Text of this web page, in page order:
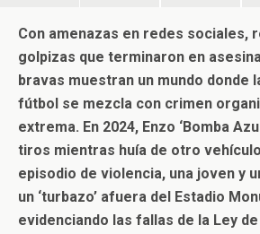
Con amenazas en redes sociales,
golpizas que terminaron en
bravas muestran un mundo donde
fútbol se mezcla con crimen
extrema. En 2024, Enzo ‘Bomba
tiros mientras huía de otro
episodio de violencia, una joven y
un ‘turbazo’ afuera del Estadio
evidenciando las fallas de la Ley